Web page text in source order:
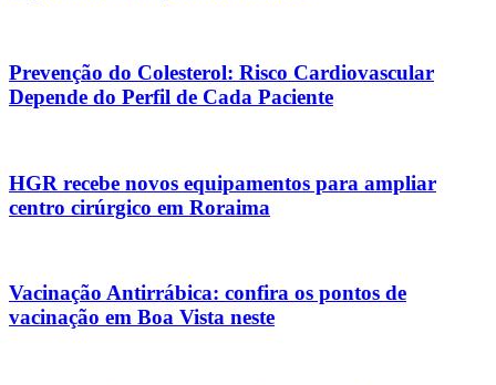
Prevenção do Colesterol: Risco Cardiovascular
Depende do Perfil de Cada Paciente
HGR recebe novos equipamentos para ampliar
centro cirúrgico em Roraima
Vacinação Antirrábica: confira os pontos de
vacinação em Boa Vista neste